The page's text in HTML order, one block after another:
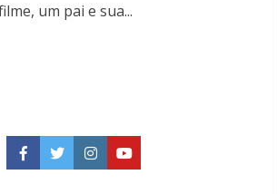
um pai e sua...
Facebook
TwitterInstagramYouTube